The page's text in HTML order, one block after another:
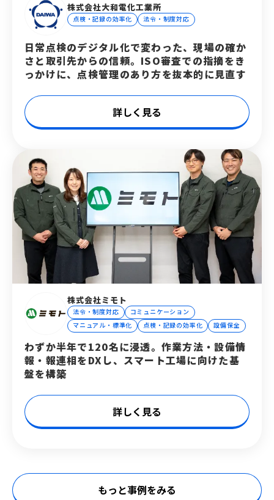
株式会社大和電化工業所
点検・記録の効率化 法令・制度対応
日常点検のデジタル化で変わった、現場の確か
さと取引先からの信頼。ISO審査での指摘をき
っかけに、点検管理のあり方を抜本的に見直す
詳しく見る
株式会社ミモト
法令・制度対応
コミュニケーション
マニュアル・標準化
点検・記録の効率化 設備保全
わずか半年で120名に浸透。作業方法・設備情
報・報連相をDXし、スマート工場に向けた基
盤を構築
詳しく見る
もっと事例をみる